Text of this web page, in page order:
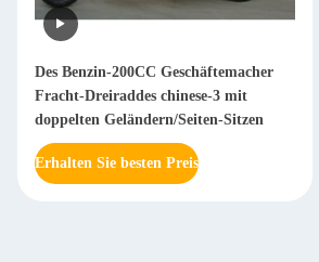
Des Benzin-200CC Geschäftemacher
Fracht-Dreiraddes chinese-3 mit
doppelten Geländern/Seiten-Sitzen
Erhalten Sie besten Preis